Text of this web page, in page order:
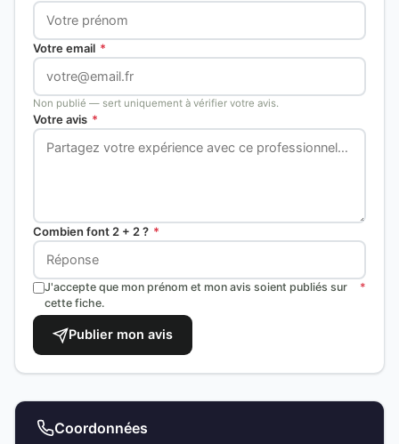
Votre email *
Non publié — sert uniquement à vérifier votre avis.
Votre avis *
Combien font 2 + 2 ? *
J'accepte que mon prénom et mon avis soient publiés sur
cette fiche.
*
Publier mon avis
Coordonnées